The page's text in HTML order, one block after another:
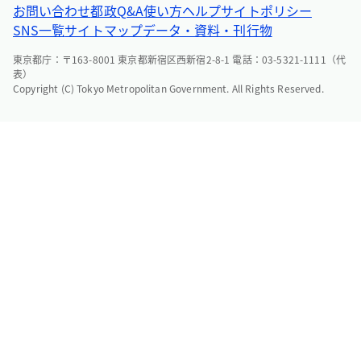
お問い合わせ都政Q&A使い方ヘルプサイトポリシー
SNS一覧サイトマップデータ・資料・刊行物
東京都庁：〒163-8001 東京都新宿区西新宿2-8-1 電話：03-5321-1111（代
表）
Copyright (C) Tokyo Metropolitan Government. All Rights Reserved.